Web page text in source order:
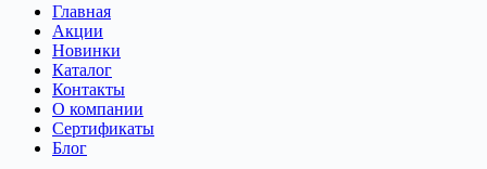
Главная
Акции
Новинки
Каталог
Контакты
О компании
Сертификаты
Блог